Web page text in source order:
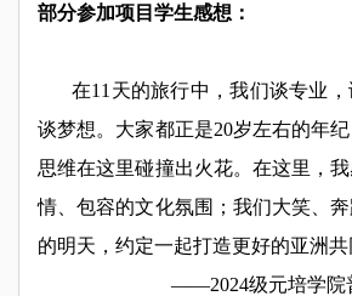
部分参加项目学生感想：
在11天的旅行中，我们谈专业，
谈梦想。大家都正是20岁左右的年
思维在这里碰撞出火花。在这里，
情、包容的文化氛围；我们大笑、
的明天，约定一起打造更好的亚洲共
——2024级元培学院